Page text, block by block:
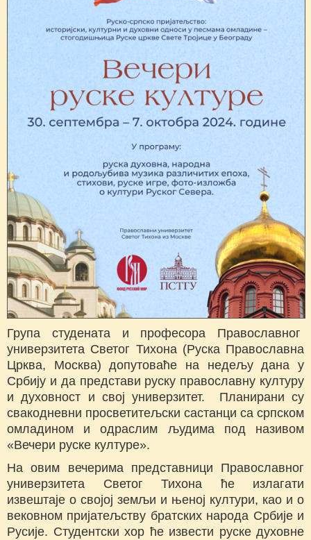
Група студената и професора Православног
универзитета Светог Тихона (Руска Православна
Црква, Москва) допутоваће на недељу дана у
Србију и да представи руску православну културу
и духовност и свој универзитет. Планирани су
свакодневни просветитељски састанци са српском
омладином и одраслим људима под називом
«Вечери руске културе».
На овим вечерима представници Православног
универзитета Светог Тихона ће излагати
извештаје о својој земљи и њеној култури, као и о
вековном пријатељству братских народа Србије и
Русије. Студентски хор ће извести руске духовне